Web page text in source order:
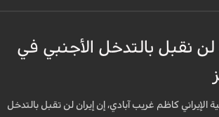
لن نقبل بالتدخل الأجنبي في
الإيراني كاظم غريب آبادي، إن إيران لن تقبل بالتدخل